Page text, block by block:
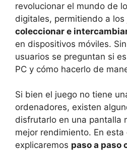
revolucionar el mundo de
digitales, permitiendo a los
coleccionar e
en dispositivos móviles.
usuarios se preguntan si
PC y cómo hacerlo de
Si bien el juego no tiene
ordenadores, existen
disfrutarlo en una pantalla
mejor rendimiento. En
explicaremos paso a paso